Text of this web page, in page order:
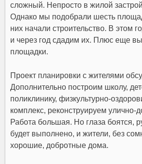
сложный. Непросто в жилой
Однако мы подобрали шесть
них начали строительство. В этом
и через год сдадим их. Плюс еще
площадки.
Проект планировки с жителями
Дополнительно построим школу,
поликлинику, физкультурно-
комплекс, реконструируем улично-
Работа большая. Но глаза боятся,
будет выполнено, и жители, без
хорошие, добротные дома.